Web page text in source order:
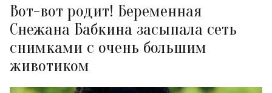
Вот-вот родит! Беременная
Снежана Бабкина засыпала сеть
снимками с очень большим
животиком